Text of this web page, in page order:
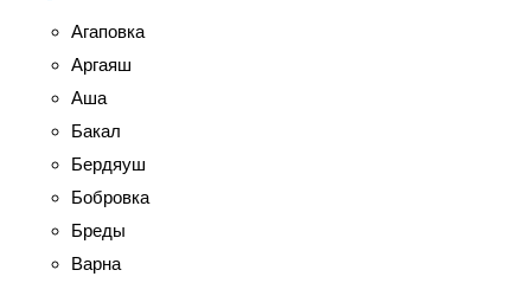
Агаповка
Аргаяш
Аша
Бакал
Бердяуш
Бобровка
Бреды
Варна